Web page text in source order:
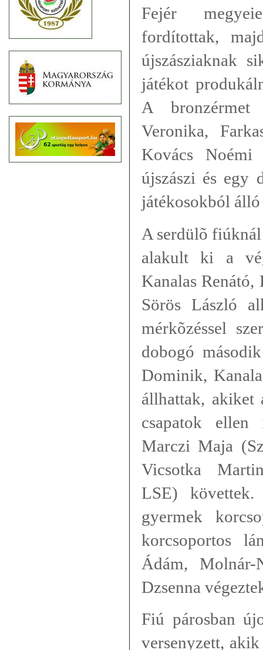
Fejér
fordítottak,
újszásziaknak
játékot
A bronzérmet
Veronika,
Kovács Noémi
újszászi és egy
játékosokból
A serdülõ
alakult ki a
Kanalas
Sörös László
mérkõzéssel
dobogó
Dominik,
állhattak, akiket
csapatok
Marczi Maja
Vicsotka
LSE)
gyermek
korcsoportos
Ádám, Molnár-
Dzsenna
Fiú párosban
versenyzett,